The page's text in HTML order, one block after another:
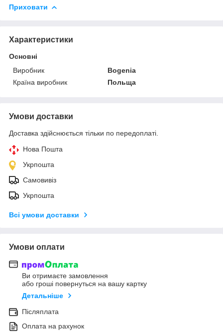
Приховати
Характеристики
Основні
Виробник
Bogenia
Країна виробник
Польща
Умови доставки
Доставка здійснюється тільки по передоплаті.
Нова Пошта
Укрпошта
Самовивіз
Укрпошта
Всі умови доставки
Умови оплати
Ви отримаєте замовлення
або гроші повернуться на вашу картку
Детальніше
Післяплата
Оплата на рахунок